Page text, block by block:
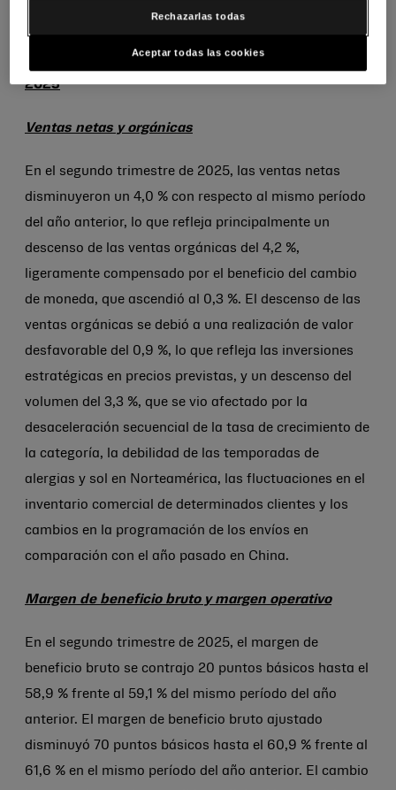
Resultados financieros del segundo trimestre de
2025
Ventas netas y orgánicas
En el segundo trimestre de 2025, las ventas netas
disminuyeron un 4,0 % con respecto al mismo período
del año anterior, lo que refleja principalmente un
descenso de las ventas orgánicas del 4,2 %,
ligeramente compensado por el beneficio del cambio
de moneda, que ascendió al 0,3 %. El descenso de las
ventas orgánicas se debió a una realización de valor
desfavorable del 0,9 %, lo que refleja las inversiones
estratégicas en precios previstas, y un descenso del
volumen del 3,3 %, que se vio afectado por la
desaceleración secuencial de la tasa de crecimiento de
la categoría, la debilidad de las temporadas de
alergias y sol en Norteamérica, las fluctuaciones en el
inventario comercial de determinados clientes y los
cambios en la programación de los envíos en
comparación con el año pasado en China.
Margen de beneficio bruto y margen operativo
En el segundo trimestre de 2025, el margen de
beneficio bruto se contrajo 20 puntos básicos hasta el
58,9 % frente al 59,1 % del mismo período del año
anterior. El margen de beneficio bruto ajustado
disminuyó 70 puntos básicos hasta el 60,9 % frente al
61,6 % en el mismo período del año anterior. El cambio
Rechazarlas todas
Aceptar todas las cookies